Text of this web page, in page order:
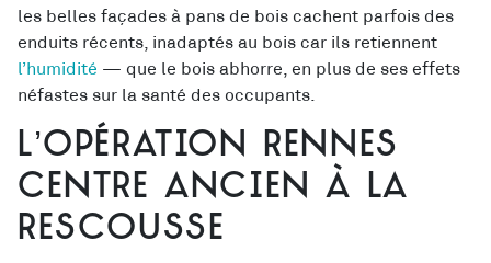
les belles façades à pans de bois cachent parfois des
enduits récents, inadaptés au bois car ils retiennent
l’humidité — que le bois abhorre, en plus de ses effets
néfastes sur la santé des occupants.
L’Opération Rennes
Centre ancien à la
rescousse